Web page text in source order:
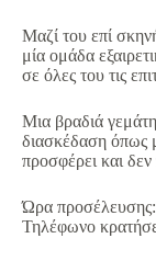
Μαζί του επί
μία ομάδα
σε όλες του τις
Μια βραδιά
διασκέδαση όπως
προσφέρει και δεν
Ώρα
Τηλέφωνο